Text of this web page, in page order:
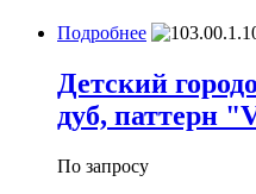
Подробнее
Детский
дуб, паттерн
По запросу